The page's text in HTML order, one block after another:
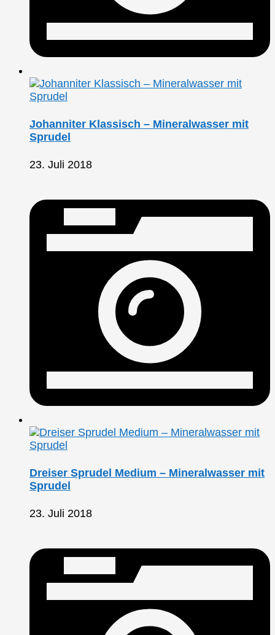
Johanniter Klassisch – Mineralwasser mit
Sprudel
23. Juli 2018
Dreiser Sprudel Medium – Mineralwasser mit
Sprudel
23. Juli 2018